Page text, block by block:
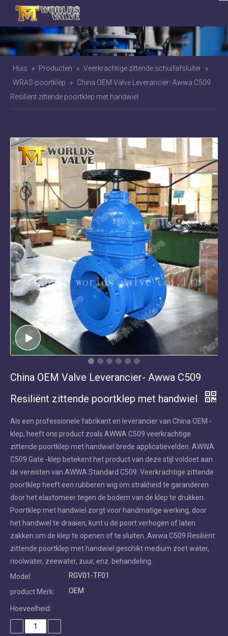
Huis » Producten » Veerkrachtige zittende schuifafsluiter »
WRAS-poortklep
» China OEM Valve Leverancier- Awwa C509
Resiliënt zittende poortklep met handwiel
China OEM Valve Leverancier- Awwa C509
Resiliënt zittende poortklep met handwiel
Als een professionele fabrikant en leverancier van China OEM -
klep, heeft ons product zoals AWWA C509 veerkrachtige
zittende poortklep met handwiel brede applicatievelden. AWWA
C509 Gate -klep betekent het product van deze stijl voldoet aan
de vereisten van AWWA Standard C509. Veerkrachtige zittende
poortklep heeft een rubberen wig om strakheid te garanderen
door het elastomeer tegen de bodem van de klep te drukken.
Poortklep met handwiel zorgt voor handmatige werking, door
het handwiel te draaien, kunt u de poort verhogen of laten
zakken om de klep te openen of te sluiten. Awwa C509 Resiliënt
zittende poortklep met handwiel geschikt medium zoet water,
rioolwater, zeewater, zuur, enz. behandeling.
Model:
RGV01-TF01
product Merk:
OEM
Hoeveelheid: